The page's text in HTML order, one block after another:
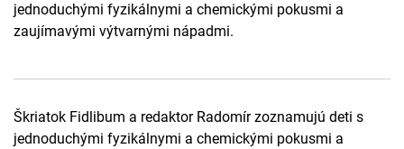
jednoduchými fyzikálnymi a chemickými pokusmi a
zaujímavými výtvarnými nápadmi.
Škriatok Fidlibum a redaktor Radomír zoznamujú deti s
jednoduchými fyzikálnymi a chemickými pokusmi a